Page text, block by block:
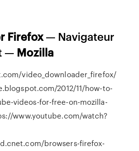
Firefox— Navigateur
— Mozilla
video_downloader_firefox/
2012/11/how-to-
videos-for-free-on-mozilla-
www.youtube.com/watch?
browsers-firefox-